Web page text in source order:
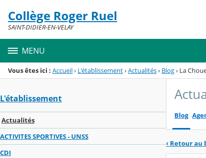
Menu de la rubrique
Contenu
Collège Roger Ruel
SAINT-DIDIER-EN-VELAY
MENU
Vous êtes ici : Accueil› L'établissement›Actualités› Blog› La
L'établissement
Actualités
ACTIVITES SPORTIVES - UNSS
CDI
Blog
‹ Retour au